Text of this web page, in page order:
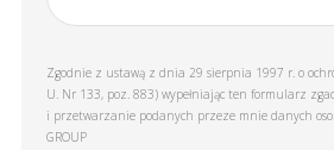
Zgodnie z ustawą z dnia 29 sierpnia 1997 r. o
U. Nr 133, poz. 883) wypełniając ten formularz
i przetwarzanie podanych przeze mnie danych
GROUP